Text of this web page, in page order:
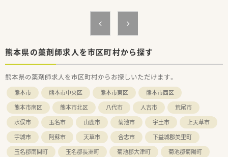
＜こんな方にオススメ＞
■大手企業で安定して長期就業したい方
■ワーク・ライフ・バランスを大切にされている方
熊本県の薬剤師求人を市区町村から探す
熊本県の薬剤師求人を市区町村からお探しいただけます。
熊本市 熊本市中央区 熊本市東区
熊本市西区
熊本市南区
熊本市北区 八代市 人吉市
荒尾市
水俣市
玉名市 山鹿市 菊池市 宇土市
上天草市
宇城市
阿蘇市 天草市 合志市
下益城郡美里町
玉名郡南関町
玉名郡長洲町 菊池郡大津町 菊池郡菊陽町